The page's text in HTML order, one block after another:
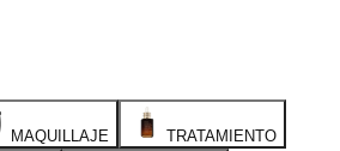
MAQUILLAJE TRATAMIENTO